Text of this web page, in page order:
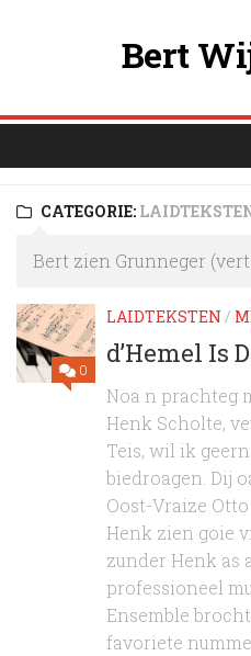
Bert
CATEGORIE:
Bert zien Grunneger
0
LAIDTEKSTEN /
d’Hemel Is
Noa n prachteg
Henk Scholte,
Teis, wil ik
biedroagen. Dij
Oost-Vraize
Henk zien goie
zunder Henk as
professioneel
Ensemble
favoriete